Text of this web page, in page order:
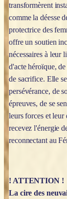
transformèrent
comme la déesse
protectrice des
offre un soutien
nécessaires à leur
d'acte héroïque,
de sacrifice. Elle
persévérance, de
épreuves, de se
leurs forces et leur
recevez l'énergie
reconnectant au
! ATTENTION !
La cire des